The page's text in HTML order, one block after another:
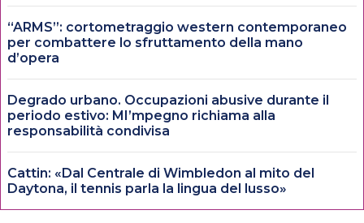
“ARMS”: cortometraggio western contemporaneo
per combattere lo sfruttamento della mano
d’opera
Degrado urbano. Occupazioni abusive durante il
periodo estivo: MI’mpegno richiama alla
responsabilità condivisa
Cattin: «Dal Centrale di Wimbledon al mito del
Daytona, il tennis parla la lingua del lusso»